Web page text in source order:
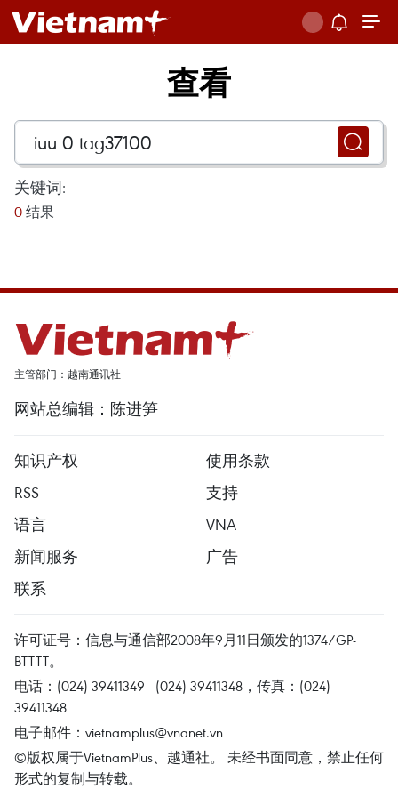
查看
关键词:
0 结果
主管部门：越南通讯社
网站总编辑：陈进笋
知识产权
使用条款
RSS
支持
语言
VNA
新闻服务
广告
联系
许可证号：信息与通信部2008年9月11日颁发的1374/GP-
BTTTT。
电话：(024) 39411349 - (024) 39411348，传真：(024)
39411348
电子邮件： vietnamplus@vnanet.vn
©版权属于VietnamPlus、越通社。 未经书面同意，禁止任何
形式的复制与转载。